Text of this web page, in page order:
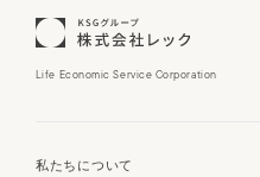
Life Economic Service Corporation
私たちについて